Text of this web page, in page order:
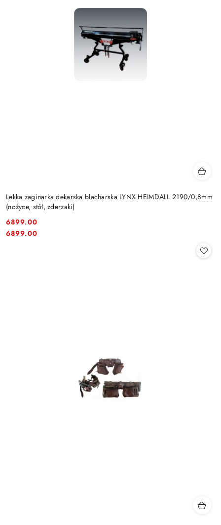
Lekka zaginarka dekarska blacharska LYNX HEIMDALL 2190/0,8mm
(nożyce, stół, zderzaki)
Cena:
6899.00
Cena:
6899.00